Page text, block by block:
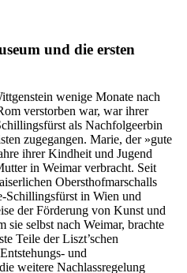
und die ersten
wenige Monate nach
verstorben war, war ihrer
als Nachfolgeerbin
zugegangen. Marie, der »gute
ihrer Kindheit und Jugend
in Weimar verbracht. Seit
Obersthofmarschalls
Schillingsfürst in Wien und
der Förderung von Kunst und
selbst nach Weimar, brachte
Teile der Liszt’schen
und
weitere Nachlassregelung